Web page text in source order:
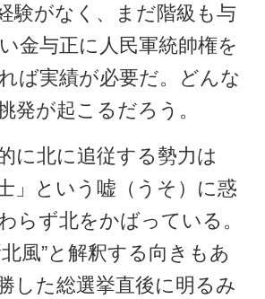
験がなく、まだ階級も与
金与正に人民軍統帥権を
ば実績が必要だ。どんな
発が起こるだろう。
に北に追従する勢力は
」という嘘（うそ）に惑
らず北をかばっている。
風”と解釈する向きもあ
した総選挙直後に明るみ